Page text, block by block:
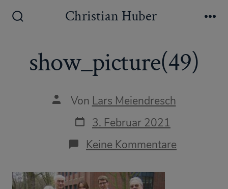
Inhalt
Christian Huber
show_picture(49)
Autor
Beitrags
Von Lars Meiendresch
Datum
des
Beitrags
3. Februar 2021
Keine Kommentare